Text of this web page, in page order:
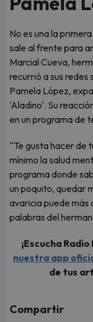
No es una la
sale al frente para
Marcial Cueva,
recurrió a sus redes
Pamela López,
'Aladino'. Su
en un programa de
“Te gusta hacer de
mínimo la salud
programa donde
un poquito, quedar
avaricia puede más
palabras del
¡Escucha
nuestra app
de tus
Compartir